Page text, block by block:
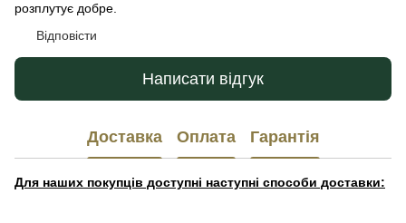
розплутує добре.
Відповісти
Написати відгук
Доставка Оплата Гарантія
Для наших покупців доступні наступні способи доставки: